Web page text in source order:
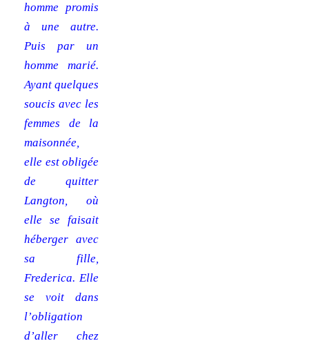
homme promis
à une autre.
Puis par un
homme marié.
Ayant quelques
soucis avec les
femmes de la
maisonnée,
elle est obligée
de quitter
Langton, où
elle se faisait
héberger avec
sa fille,
Frederica. Elle
se voit dans
l’obligation
d’aller chez